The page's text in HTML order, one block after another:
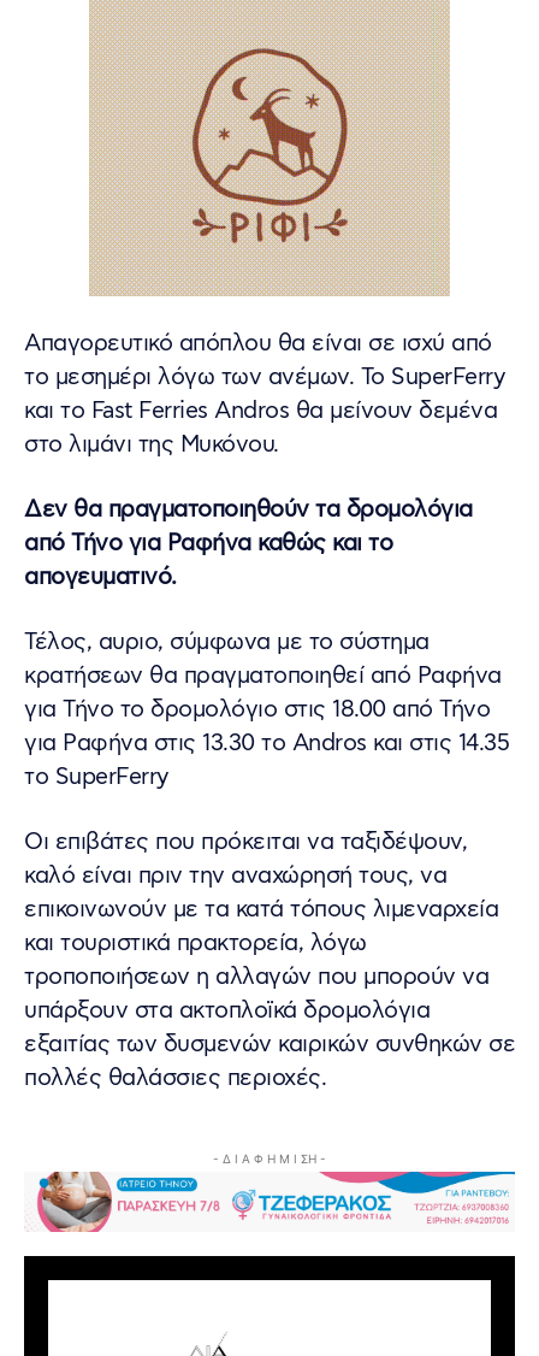
Απαγορευτικό απόπλου θα είναι σε ισχύ από
το μεσημέρι λόγω των ανέμων. Το SuperFerry
και το Fast Ferries Andros θα μείνουν δεμένα
στο λιμάνι της Μυκόνου.
Δεν θα πραγματοποιηθούν τα δρομολόγια
από Τήνο για Ραφήνα καθώς και το
απογευματινό.
Τέλος, αυριο, σύμφωνα με το σύστημα
κρατήσεων θα πραγματοποιηθεί από Ραφήνα
για Τήνο το δρομολόγιο στις 18.00 από Τήνο
για Ραφήνα στις 13.30 το Andros και στις 14.35
το SuperFerry
Οι επιβάτες που πρόκειται να ταξιδέψουν,
καλό είναι πριν την αναχώρησή τους, να
επικοινωνούν με τα κατά τόπους λιμεναρχεία
και τουριστικά πρακτορεία, λόγω
τροποποιήσεων η αλλαγών που μπορούν να
υπάρξουν στα ακτοπλοϊκά δρομολόγια
εξαιτίας των δυσμενών καιρικών συνθηκών σε
πολλές θαλάσσιες περιοχές.
- Δ Ι Α Φ Η Μ Ι ΣΗ -